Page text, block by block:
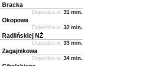
Bracka
Dojeżdża w: 31 min.
Okopowa
Dojeżdża w: 32 min.
Radlińskiej NŻ
Dojeżdża w: 33 min.
Zagajnikowa
Dojeżdża w: 34 min.